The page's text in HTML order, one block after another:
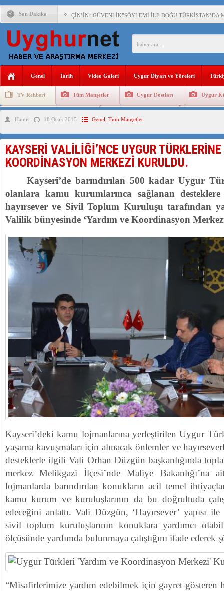
Son Dakika ÇİN’İN “GÜVENLİK”SÖYLEMİ İLE DOĞU TÜRKİSTAN’DA
PAKİSTAN,AFGANİSTAN’DA YAŞAYAN UYGURLARA
ANAHTAR PARTİ GENEL BAŞKANI AĞIRALİOĞLU :
ÇİN’İN DOĞU TÜRKİSTAN’DAKİ UYGULAMALARI
150 YILDIR KAYNAYAN YARAMIZ : ÇİN İŞGALİNDEKİ
ÇİN’İN UYGUR POLİTİKALARINI ÖVEN DİYANET
MHP’DEN URUMÇİ KATLİAMI MESAJİ : 05.07.2009
Genel Tarih Video Galeri Uygur Diyarı ve Yöreleri
TV Rehberi Tüm Manşetler Uygur Dostları Uygur
Uygurlarda Düğün ve Cenaze
Hamit 18 Ocak 2015 Genel Tüm Manşetler
KAYSERİ VALİLİĞİ’NCE UYGUR
KOORDİNASYON MERKEZİ KURULDU.
Kayseri’de barındırılan 500 kadar Uygur
olanlara kamu kurumlarınca sağlanan
hayırsever ve Sivil Toplum Kuruluşu tarafından
Valilik bünyesinde ‘Yardım ve Koordinasyon
Kayseri’deki kamu lojmanlarına yerleştirilen Uygur
yaşama kavuşmaları için alınacak önlemler ve
desteklerle ilgili Vali Orhan Düzgün başkanlığında
merkez Melikgazi İlçesi’nde Maliye Bakanlığı’na
lojmanlarda barındırılan konukların acil temel
kamu kurum ve kuruluşlarının da bu doğrultuda
edeceğini anlattı. Vali Düzgün, ‘Hayırsever’ yapısı
sivil toplum kuruluşlarının konuklara yardımcı
ölçüsünde yardımda bulunmaya çalıştığını ifade ederek
“Misafirlerimize yardım edebilmek için gayret gösteren